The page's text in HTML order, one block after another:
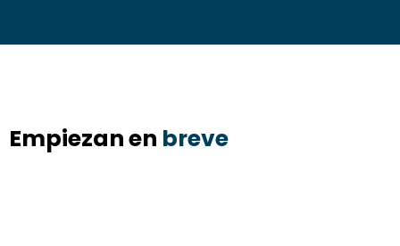
Empiezan en breve